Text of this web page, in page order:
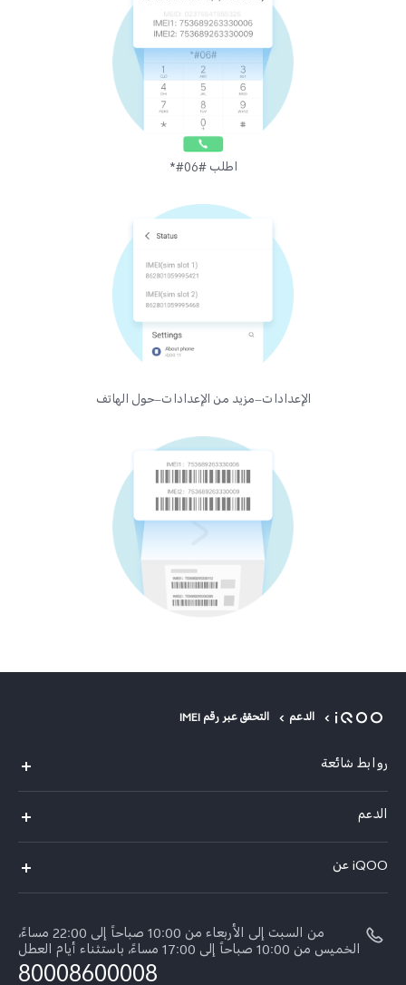
اطلب #06#*
الإعدادات—مزيد من الإعدادات—حول الهاتف
الدعم التحقق عبر رقم IMEI
روابط شائعة
الدعم
مصادقة IMEI
اسعار قطع الغيار
تحديث النظام
iQOO عن
الإشعارات القانونية
من السبت إلى الأربعاء من 10:00 صباحاً إلى 22:00 مساءً،
الخميس من 10:00 صباحاً إلى 17:00 مساءً، باستثناء أيام العطل
80008600008